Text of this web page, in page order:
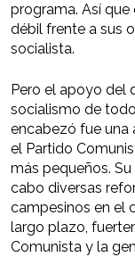
programa. Así
débil frente a sus
socialista.
Pero el apoyo del
socialismo de
encabezó fue una
el Partido
más pequeños.
cabo diversas
campesinos en el
largo plazo,
Comunista y la